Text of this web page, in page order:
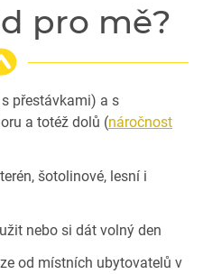
pro mě?
přestávkami) a s
a totéž dolů (náročnost
šotolinové, lesní i
nebo si dát volný den
od místních ubytovatelů v